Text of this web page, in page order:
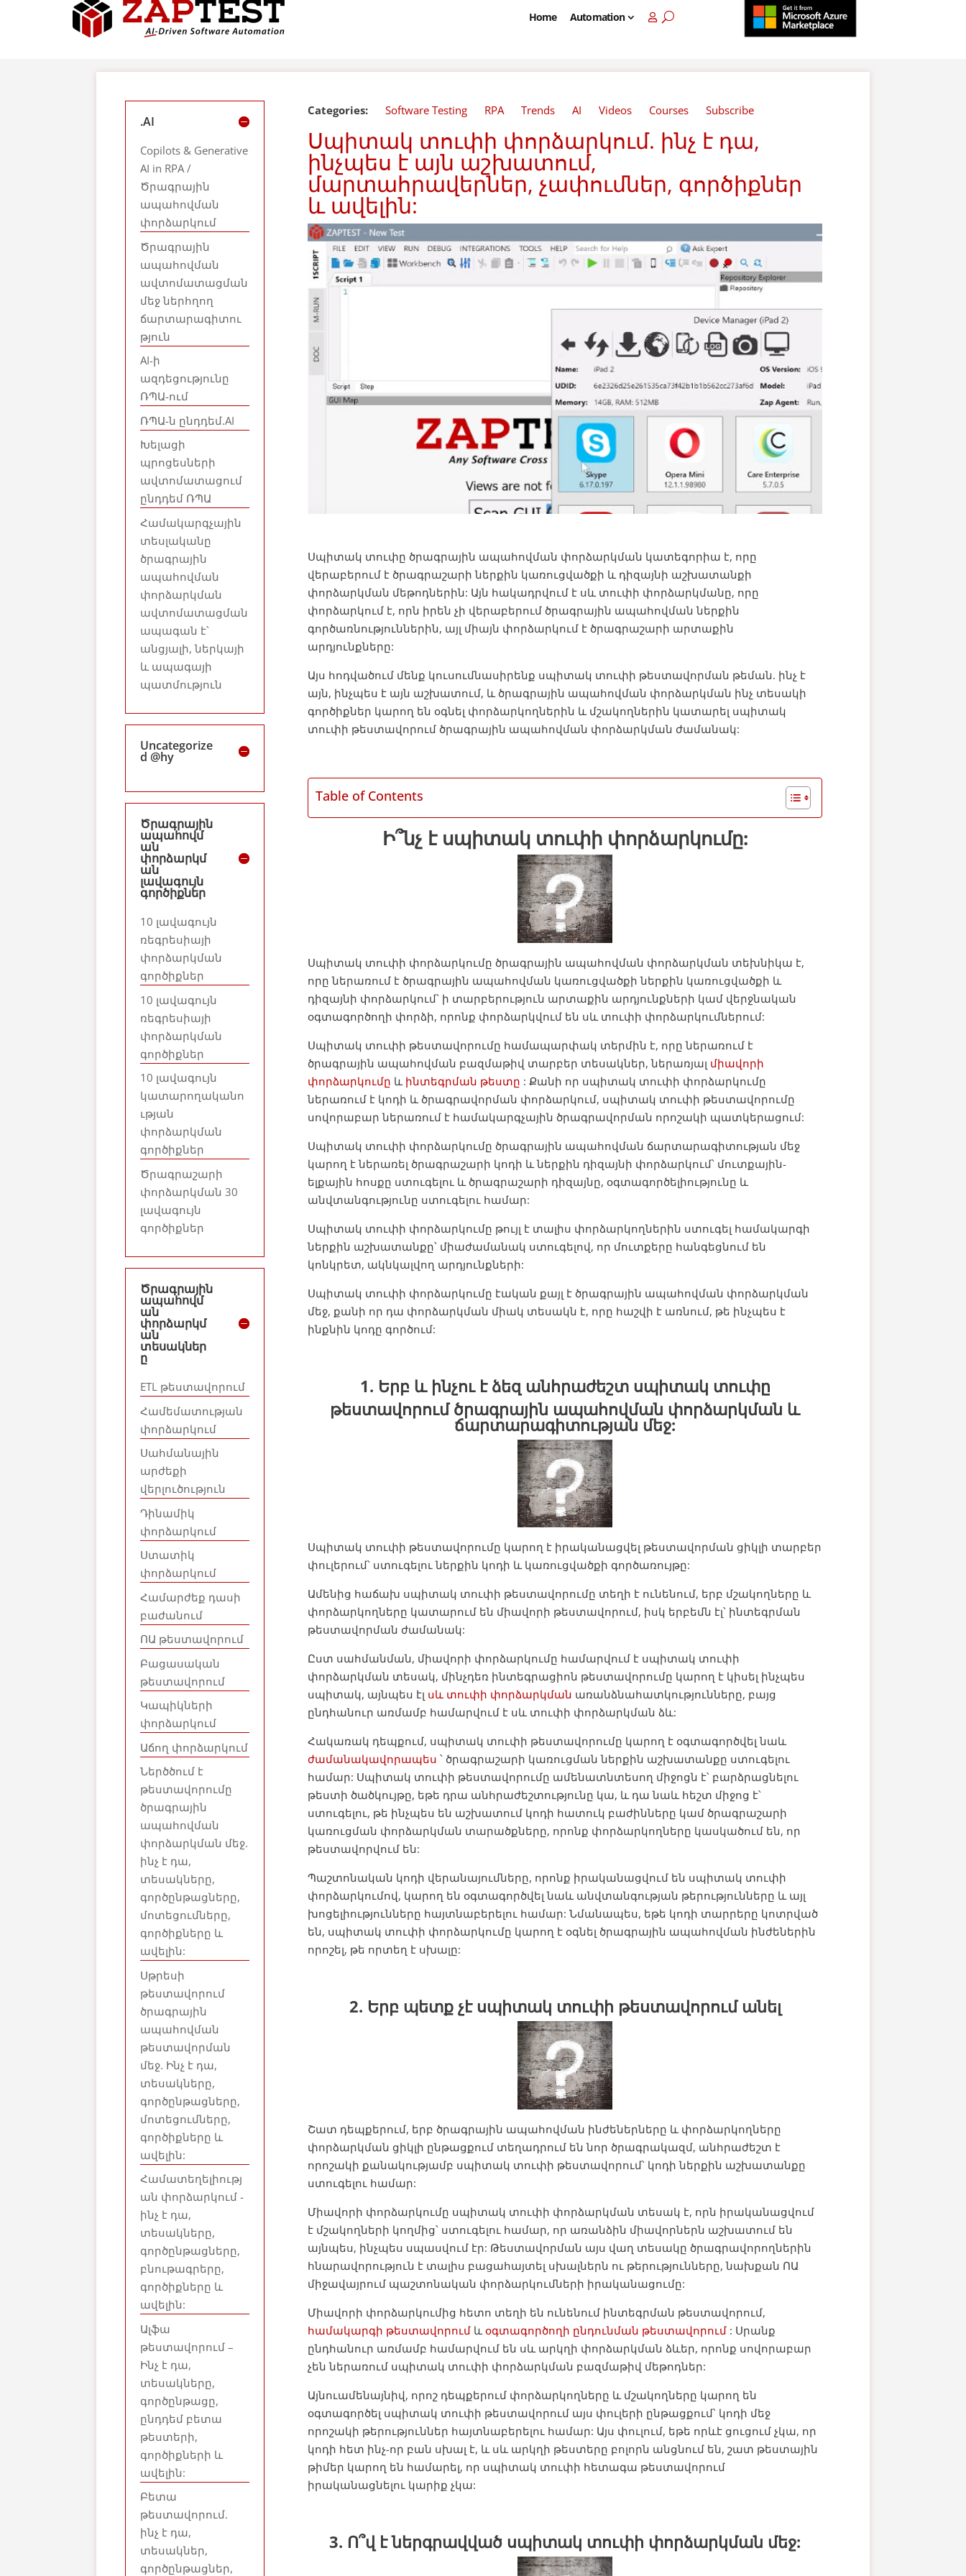
Home Automation
Categories: Software Testing RPA Trends AI Videos Courses Subscribe
Սպիտակ տուփի փորձարկում. ինչ է դա,
ինչպես է այն աշխատում,
մարտահրավերներ, չափումներ, գործիքներ
և ավելին:
Սպիտակ տուփը ծրագրային ապահովման փորձարկման կատեգորիա է, որը
վերաբերում է ծրագրաշարի ներքին կառուցվածքի և դիզայնի աշխատանքի
փորձարկման մեթոդներին: Այն հակադրվում է սև տուփի փորձարկմանը, որը
փորձարկում է, որն իրեն չի վերաբերում ծրագրային ապահովման ներքին
գործառնություններին, այլ միայն փորձարկում է ծրագրաշարի արտաքին
արդյունքները:
Այս հոդվածում մենք կուսումնասիրենք սպիտակ տուփի թեստավորման թեման. ինչ է
այն, ինչպես է այն աշխատում, և ծրագրային ապահովման փորձարկման ինչ տեսակի
գործիքներ կարող են օգնել փորձարկողներին և մշակողներին կատարել սպիտակ
տուփի թեստավորում ծրագրային ապահովման փորձարկման ժամանակ:
Table of Contents
Ի՞նչ է սպիտակ տուփի փորձարկումը:
Սպիտակ տուփի փորձարկումը ծրագրային ապահովման փորձարկման տեխնիկա է,
որը ներառում է ծրագրային ապահովման կառուցվածքի ներքին կառուցվածքի և
դիզայնի փորձարկում՝ ի տարբերություն արտաքին արդյունքների կամ վերջնական
օգտագործողի փորձի, որոնք փորձարկվում են սև տուփի փորձարկումներում:
Սպիտակ տուփի թեստավորումը համապարփակ տերմին է, որը ներառում է
ծրագրային ապահովման բազմաթիվ տարբեր տեսակներ, ներառյալ միավորի
փորձարկումը և ինտեգրման թեստը : Քանի որ սպիտակ տուփի փորձարկումը
ներառում է կոդի և ծրագրավորման փորձարկում, սպիտակ տուփի թեստավորումը
սովորաբար ներառում է համակարգչային ծրագրավորման որոշակի պատկերացում:
Սպիտակ տուփի փորձարկումը ծրագրային ապահովման ճարտարագիտության մեջ
կարող է ներառել ծրագրաշարի կոդի և ներքին դիզայնի փորձարկում՝ մուտքային-
ելքային հոսքը ստուգելու և ծրագրաշարի դիզայնը, օգտագործելիությունը և
անվտանգությունը ստուգելու համար:
Սպիտակ տուփի փորձարկումը թույլ է տալիս փորձարկողներին ստուգել համակարգի
ներքին աշխատանքը՝ միաժամանակ ստուգելով, որ մուտքերը հանգեցնում են
կոնկրետ, ակնկալվող արդյունքների:
Սպիտակ տուփի փորձարկումը էական քայլ է ծրագրային ապահովման փորձարկման
մեջ, քանի որ դա փորձարկման միակ տեսակն է, որը հաշվի է առնում, թե ինչպես է
ինքնին կոդը գործում:
1. Երբ և ինչու է ձեզ անհրաժեշտ սպիտակ տուփը
թեստավորում ծրագրային ապահովման փորձարկման և
ճարտարագիտության մեջ:
Սպիտակ տուփի թեստավորումը կարող է իրականացվել թեստավորման ցիկլի տարբեր
փուլերում՝ ստուգելու ներքին կոդի և կառուցվածքի գործառույթը:
Ամենից հաճախ սպիտակ տուփի թեստավորումը տեղի է ունենում, երբ մշակողները և
փորձարկողները կատարում են միավորի թեստավորում, իսկ երբեմն էլ՝ ինտեգրման
թեստավորման ժամանակ:
Ըստ սահմանման, միավորի փորձարկումը համարվում է սպիտակ տուփի
փորձարկման տեսակ, մինչդեռ ինտեգրացիոն թեստավորումը կարող է կիսել ինչպես
սպիտակ, այնպես էլ սև տուփի փորձարկման առանձնահատկությունները, բայց
ընդհանուր առմամբ համարվում է սև տուփի փորձարկման ձև:
Հակառակ դեպքում, սպիտակ տուփի թեստավորումը կարող է օգտագործվել նաև
ժամանակավորապես ՝ ծրագրաշարի կառուցման ներքին աշխատանքը ստուգելու
համար: Սպիտակ տուփի թեստավորումը ամենատնտեսող միջոցն է՝ բարձրացնելու
թեստի ծածկույթը, եթե դրա անհրաժեշտությունը կա, և դա նաև հեշտ միջոց է՝
ստուգելու, թե ինչպես են աշխատում կոդի հատուկ բաժինները կամ ծրագրաշարի
կառուցման փորձարկման տարածքները, որոնք փորձարկողները կասկածում են, որ
թեստավորվում են:
Պաշտոնական կոդի վերանայումները, որոնք իրականացվում են սպիտակ տուփի
փորձարկումով, կարող են օգտագործվել նաև անվտանգության թերությունները և այլ
խոցելիությունները հայտնաբերելու համար: Նմանապես, եթե կոդի տարրերը կոտրված
են, սպիտակ տուփի փորձարկումը կարող է օգնել ծրագրային ապահովման ինժեներին
որոշել, թե որտեղ է սխալը:
2. Երբ պետք չէ սպիտակ տուփի թեստավորում անել
Շատ դեպքերում, երբ ծրագրային ապահովման ինժեներները և փորձարկողները
փորձարկման ցիկլի ընթացքում տեղադրում են նոր ծրագրակազմ, անհրաժեշտ է
որոշակի քանակությամբ սպիտակ տուփի թեստավորում՝ կոդի ներքին աշխատանքը
ստուգելու համար:
Միավորի փորձարկումը սպիտակ տուփի փորձարկման տեսակ է, որն իրականացվում
է մշակողների կողմից՝ ստուգելու համար, որ առանձին միավորներն աշխատում են
այնպես, ինչպես սպասվում էր: Թեստավորման այս վաղ տեսակը ծրագրավորողներին
հնարավորություն է տալիս բացահայտել սխալներն ու թերությունները, նախքան ՈԱ
միջավայրում պաշտոնական փորձարկումների իրականացումը:
Միավորի փորձարկումից հետո տեղի են ունենում ինտեգրման թեստավորում,
համակարգի թեստավորում ևօգտագործողի ընդունման թեստավորում : Սրանք
ընդհանուր առմամբ համարվում են սև արկղի փորձարկման ձևեր, որոնք սովորաբար
չեն ներառում սպիտակ տուփի փորձարկման բազմաթիվ մեթոդներ:
Այնուամենայնիվ, որոշ դեպքերում փորձարկողները և մշակողները կարող են
օգտագործել սպիտակ տուփի թեստավորում այս փուլերի ընթացքում՝ կոդի մեջ
որոշակի թերություններ հայտնաբերելու համար: Այս փուլում, եթե որևէ ցուցում չկա, որ
կոդի հետ ինչ-որ բան սխալ է, և սև արկղի թեստերը բոլորն անցնում են, շատ թեստային
թիմեր կարող են համարել, որ սպիտակ տուփի հետագա թեստավորում
իրականացնելու կարիք չկա:
3. Ո՞վ է ներգրավված սպիտակ տուփի փորձարկման մեջ:
.AI
Copilots & Generative
AI in RPA /
Ծրագրային
ապահովման
փորձարկում
Ծրագրային
ապահովման
ավտոմատացման
մեջ ներհղող
ճարտարագիտու
թյուն
AI-ի
ազդեցությունը
ՌՊԱ-ում
ՌՊԱ-ն ընդդեմ.AI
Խելացի
պրոցեսների
ավտոմատացում
ընդդեմ ՌՊԱ
Համակարգչային
տեսլականը
ծրագրային
ապահովման
փորձարկման
ավտոմատացման
ապագան է՝
անցյալի, ներկայի
և ապագայի
պատմություն
Uncategorize
d @hy
Ծրագրային
ապահովմ
ան
փորձարկմ
ան
լավագույն
գործիքներ
10 լավագույն
ռեգրեսիայի
փորձարկման
գործիքներ
10 լավագույն
ռեգրեսիայի
փորձարկման
գործիքներ
10 լավագույն
կատարողականո
ւթյան
փորձարկման
գործիքներ
Ծրագրաշարի
փորձարկման 30
լավագույն
գործիքներ
Ծրագրային
ապահովմ
ան
փորձարկմ
ան
տեսակներ
ը
ETL թեստավորում
Համեմատության
փորձարկում
Սահմանային
արժեքի
վերլուծություն
Դինամիկ
փորձարկում
Ստատիկ
փորձարկում
Համարժեք դասի
բաժանում
ՈԱ թեստավորում
Բացասական
թեստավորում
Կապիկների
փորձարկում
Աճող փորձարկում
Ներծծում է
թեստավորումը
ծրագրային
ապահովման
փորձարկման մեջ.
ինչ է դա,
տեսակները,
գործընթացները,
մոտեցումները,
գործիքները և
ավելին:
Սթրեսի
թեստավորում
ծրագրային
ապահովման
թեստավորման
մեջ. Ինչ է դա,
տեսակները,
գործընթացները,
մոտեցումները,
գործիքները և
ավելին:
Համատեղելիությ
ան փորձարկում -
ինչ է դա,
տեսակները,
գործընթացները,
բնութագրերը,
գործիքները և
ավելին:
Ալֆա
թեստավորում –
Ինչ է դա,
տեսակները,
գործընթացը,
ընդդեմ բետա
թեստերի,
գործիքների և
ավելին:
Բետա
թեստավորում.
ինչ է դա,
տեսակներ,
գործընթացներ,